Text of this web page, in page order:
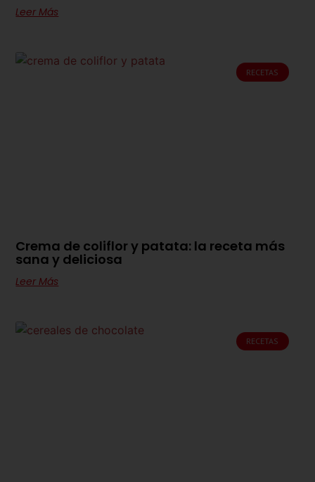
Leer Más
RECETAS
Crema de coliflor y patata: la receta más
sana y deliciosa
Leer Más
RECETAS